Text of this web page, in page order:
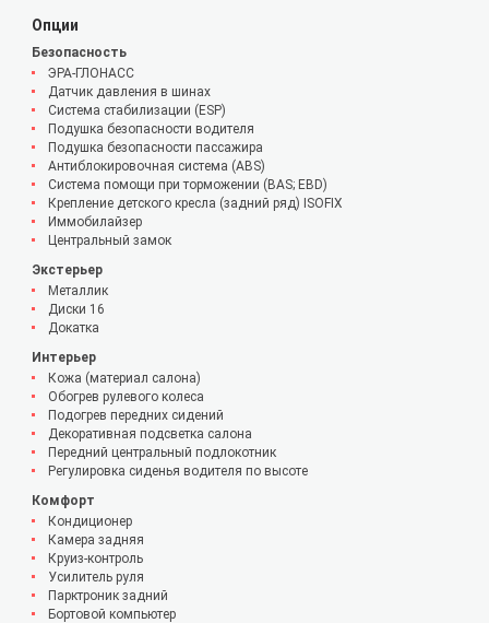
Опции
Безопасность
ЭРА-ГЛОНАСС
Датчик давления в шинах
Система стабилизации (ESP)
Подушка безопасности водителя
Подушка безопасности пассажира
Антиблокировочная система (ABS)
Система помощи при торможении (BAS; EBD)
Крепление детского кресла (задний ряд) ISOFIX
Иммобилайзер
Центральный замок
Экстерьер
Металлик
Диски 16
Докатка
Интерьер
Кожа (материал салона)
Обогрев рулевого колеса
Подогрев передних сидений
Декоративная подсветка салона
Передний центральный подлокотник
Регулировка сиденья водителя по высоте
Комфорт
Кондиционер
Камера задняя
Круиз-контроль
Усилитель руля
Парктроник задний
Бортовой компьютер